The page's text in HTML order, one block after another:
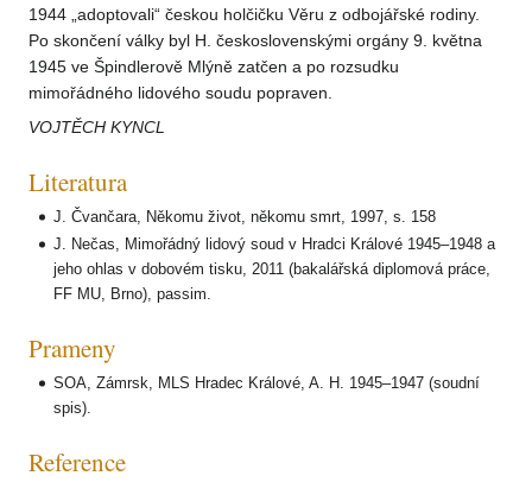
1944 „adoptovali“ českou holčičku Věru z odbojářské rodiny.
Po skončení války byl H. československými orgány 9. května
1945 ve Špindlerově Mlýně zatčen a po rozsudku
mimořádného lidového soudu popraven.
VOJTĚCH KYNCL
Literatura
J. Čvančara, Někomu život, někomu smrt, 1997, s. 158
J. Nečas, Mimořádný lidový soud v Hradci Králové 1945–1948 a
jeho ohlas v dobovém tisku, 2011 (bakalářská diplomová práce,
FF MU, Brno), passim.
Prameny
SOA, Zámrsk, MLS Hradec Králové, A. H. 1945–1947 (soudní
spis).
Reference